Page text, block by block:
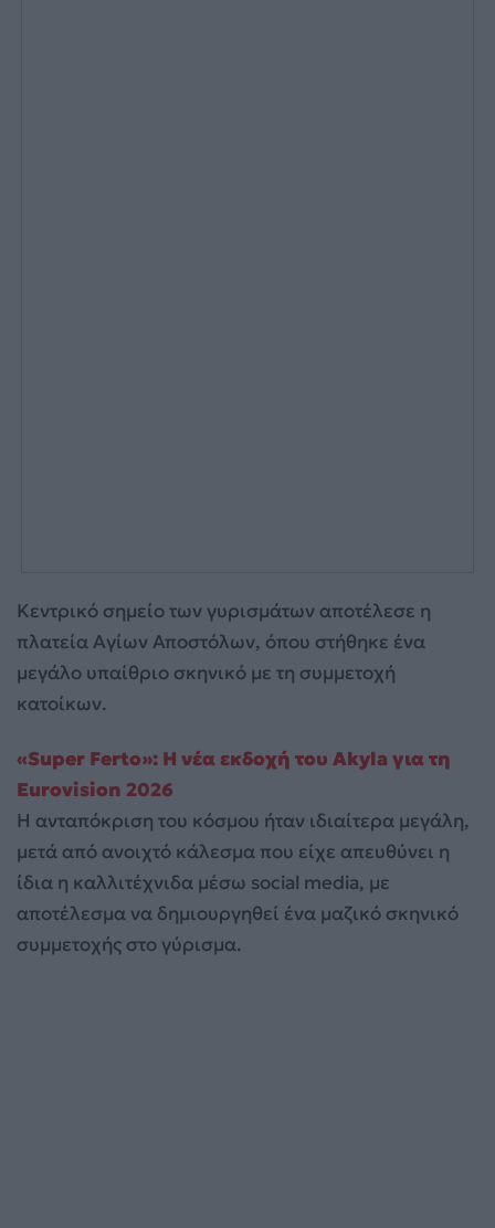
Κεντρικό σημείο των γυρισμάτων αποτέλεσε η
πλατεία Αγίων Αποστόλων, όπου στήθηκε ένα
μεγάλο υπαίθριο σκηνικό με τη συμμετοχή
κατοίκων.
«Super Ferto»: H νέα εκδοχή του Akyla για τη
Eurovision 2026
Η ανταπόκριση του κόσμου ήταν ιδιαίτερα μεγάλη,
μετά από ανοιχτό κάλεσμα που είχε απευθύνει η
ίδια η καλλιτέχνιδα μέσω social media, με
αποτέλεσμα να δημιουργηθεί ένα μαζικό σκηνικό
συμμετοχής στο γύρισμα.